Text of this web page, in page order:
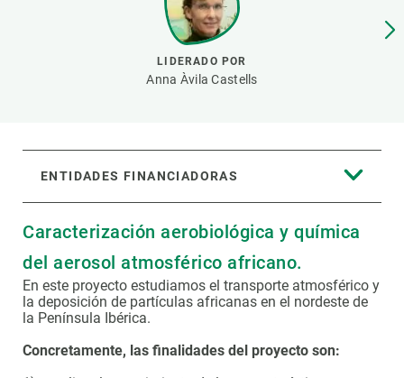
LIDERADO POR
Anna Àvila Castells
ENTIDADES FINANCIADORAS
Caracterización aerobiológica y química
del aerosol atmosférico africano.
En este proyecto estudiamos el transporte atmosférico y
la deposición de partículas africanas en el nordeste de
la Península Ibérica.
Concretamente, las finalidades del proyecto son: